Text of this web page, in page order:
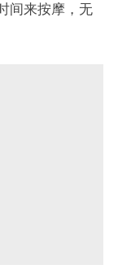
间来按摩，无